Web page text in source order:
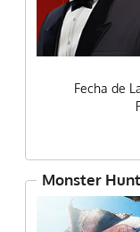
Fecha de
Monster